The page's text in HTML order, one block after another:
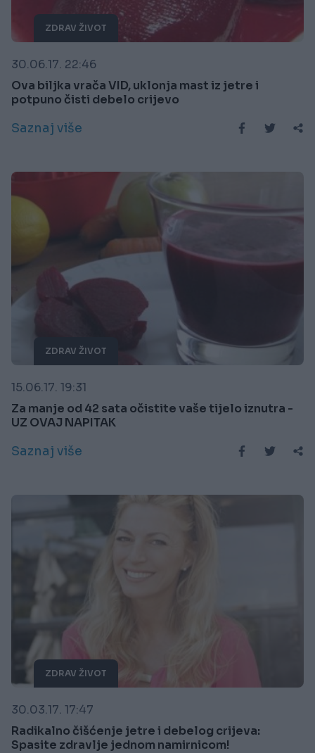
ZDRAV ŽIVOT
30.06.17. 22:46
Ova biljka vrača VID, uklonja mast iz jetre i
potpuno čisti debelo crijevo
Saznaj više
ZDRAV ŽIVOT
15.06.17. 19:31
Za manje od 42 sata očistite vaše tijelo iznutra -
UZ OVAJ NAPITAK
Saznaj više
ZDRAV ŽIVOT
30.03.17. 17:47
Radikalno čišćenje jetre i debelog crijeva:
Spasite zdravlje jednom namirnicom!